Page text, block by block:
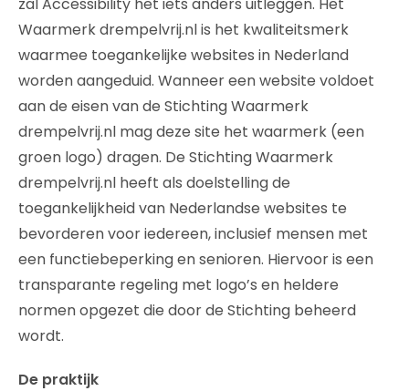
Waarmerk drempelvrij.nl is het kwaliteitsmerk
waarmee toegankelijke websites in Nederland
worden aangeduid. Wanneer een website voldoet
aan de eisen van de Stichting Waarmerk
drempelvrij.nl mag deze site het waarmerk (een
groen logo) dragen. De Stichting Waarmerk
drempelvrij.nl heeft als doelstelling de
toegankelijkheid van Nederlandse websites te
bevorderen voor iedereen, inclusief mensen met
een functiebeperking en senioren. Hiervoor is een
transparante regeling met logo’s en heldere
normen opgezet die door de Stichting beheerd
wordt.
De praktijk